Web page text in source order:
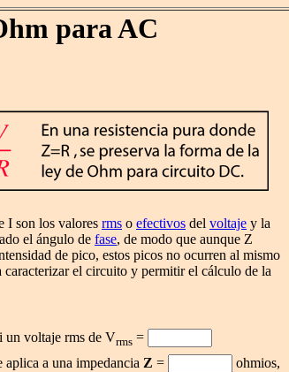
para AC
I son los valores rms o efectivos del voltaje y la
el ángulo de fase, de modo que aunque Z
de pico, estos picos no ocurren al mismo
caracterizar el circuito y permitir el cálculo de la
un voltaje rms de Vrms =
aplica a una impedancia Z =
ohmios,